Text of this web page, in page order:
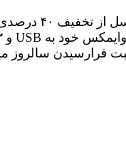
ایرانسل
فرارسیدن سالروز